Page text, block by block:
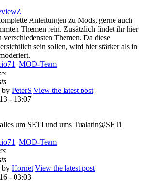
Anleitungen zu Mods, gerne auch
Themen rein. Zusätzlich findet ihr hier
verschiedensten Themen. Da diese
sein sollen, wird hier stärker als in
, MOD-Team
by PeterS View the latest post
- 13:07
um SETI und ums Tualatin@SETi
, MOD-Team
by Hornet View the latest post
- 03:03